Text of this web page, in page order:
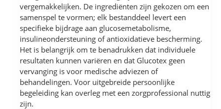
vergemakkelijken. De ingrediënten zijn gekozen om een
samenspel te vormen; elk bestanddeel levert een
specifieke bijdrage aan glucosemetabolisme,
insulineondersteuning of antioxidatieve bescherming.
Het is belangrijk om te benadrukken dat individuele
resultaten kunnen variëren en dat Glucotex geen
vervanging is voor medische adviezen of
behandelingen. Voor uitgebreide persoonlijke
begeleiding kan overleg met een zorgprofessional nuttig
zijn.